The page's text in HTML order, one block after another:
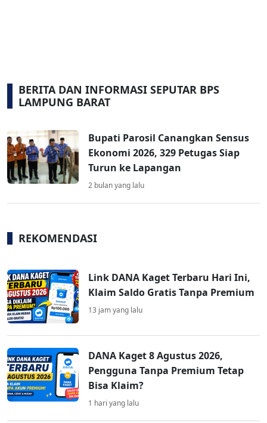
BERITA DAN INFORMASI SEPUTAR BPS
LAMPUNG BARAT
Bupati Parosil Canangkan Sensus
Ekonomi 2026, 329 Petugas Siap
Turun ke Lapangan
2 bulan yang lalu
REKOMENDASI
Link DANA Kaget Terbaru Hari Ini,
Klaim Saldo Gratis Tanpa Premium
13 jam yang lalu
DANA Kaget 8 Agustus 2026,
Pengguna Tanpa Premium Tetap
Bisa Klaim?
1 hari yang lalu